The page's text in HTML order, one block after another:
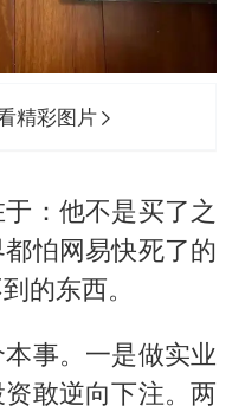
精彩图片
：他不是买了之
怕网易快死了的
的东西。
事。一是做实业
敢逆向下注。两